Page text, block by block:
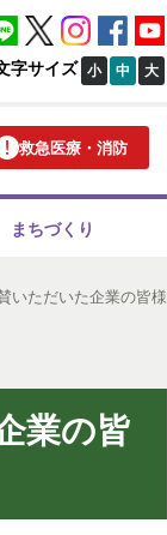
字サイズ 小 中 大
救急医療・消防
まちづくり
いただいた企業の皆様
業の皆